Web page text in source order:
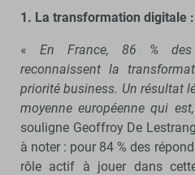
1. La transformation digitale
« En France, 86 % des
reconnaissent la
priorité business. Un résultat
moyenne européenne qui
souligne Geoffroy De
à noter : pour 84 % des
rôle actif à jouer dans